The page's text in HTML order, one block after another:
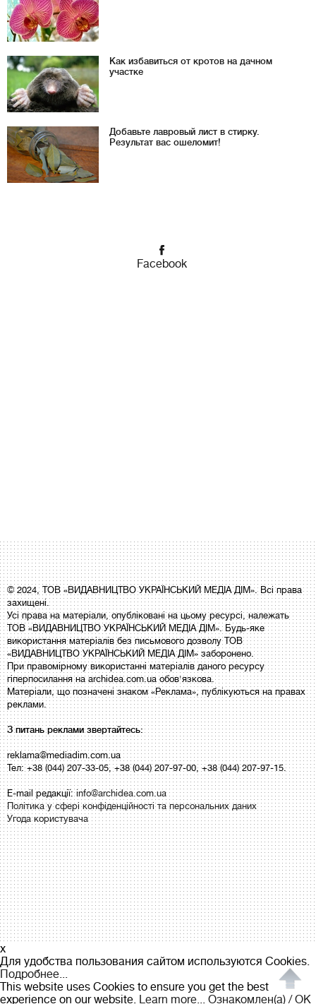
Как избавиться от кротов на дачном
участке
Добавьте лавровый лист в стирку.
Результат вас ошеломит!
Facebook
© 2024, ТОВ «ВИДАВНИЦТВО УКРАЇНСЬКИЙ МЕДІА ДІМ». Всі права
захищені.
Усі права на матеріали, опубліковані на цьому ресурсі, належать
ТОВ «ВИДАВНИЦТВО УКРАЇНСЬКИЙ МЕДІА ДІМ». Будь-яке
використання матеріалів без письмового дозволу ТОВ
«ВИДАВНИЦТВО УКРАЇНСЬКИЙ МЕДІА ДІМ» заборонено.
При правомірному використанні матеріалів даного ресурсу
гіперпосилання на archidea.com.ua обов'язкова.
Матеріали, що позначені знаком «Реклама», публікуються на правах
реклами.
З питань реклами звертайтесь:
reklama@mediadim.com.ua
Тел: +38 (044) 207-33-05, +38 (044) 207-97-00, +38 (044) 207-97-15.
E-mail редакції:info@archidea.com.ua
Політика у сфері конфіденційності та персональних даних
Угода користувача
x
Для удобства пользования сайтом используются Cookies.
Подробнее...
This website uses Cookies to ensure you get the best
experience on our website. Learn more... Ознакомлен(а) / OK